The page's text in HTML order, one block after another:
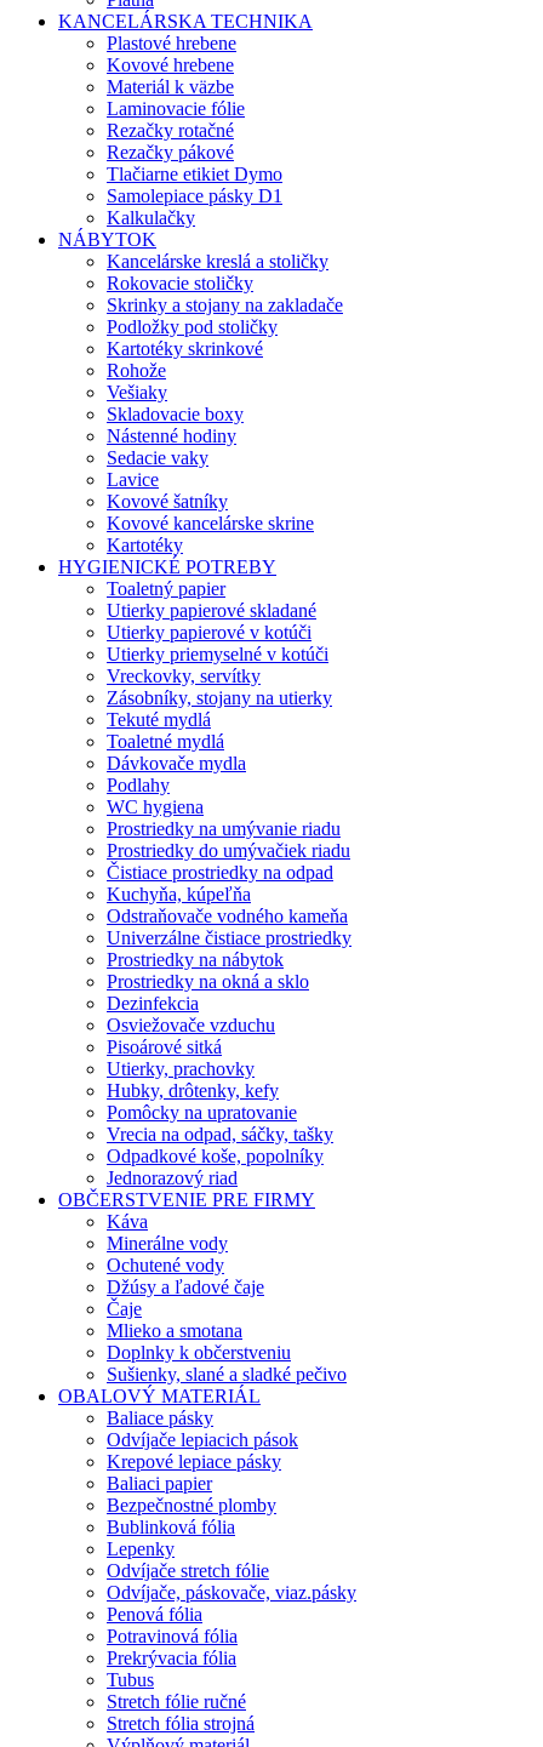
KANCELÁRSKA TECHNIKA
Plastové hrebene
Kovové hrebene
Materiál k väzbe
Laminovacie fólie
Rezačky rotačné
Rezačky pákové
Tlačiarne etikiet Dymo
Samolepiace pásky D1
Kalkulačky
NÁBYTOK
Kancelárske kreslá a stoličky
Rokovacie stoličky
Skrinky a stojany na zakladače
Podložky pod stoličky
Kartotéky skrinkové
Rohože
Vešiaky
Skladovacie boxy
Nástenné hodiny
Sedacie vaky
Lavice
Kovové šatníky
Kovové kancelárske skrine
Kartotéky
HYGIENICKÉ POTREBY
Toaletný papier
Utierky papierové skladané
Utierky papierové v kotúči
Utierky priemyselné v kotúči
Vreckovky, servítky
Zásobníky, stojany na utierky
Tekuté mydlá
Toaletné mydlá
Dávkovače mydla
Podlahy
WC hygiena
Prostriedky na umývanie riadu
Prostriedky do umývačiek riadu
Čistiace prostriedky na odpad
Kuchyňa, kúpeľňa
Odstraňovače vodného kameňa
Univerzálne čistiace prostriedky
Prostriedky na nábytok
Prostriedky na okná a sklo
Dezinfekcia
Osviežovače vzduchu
Pisoárové sitká
Utierky, prachovky
Hubky, drôtenky, kefy
Pomôcky na upratovanie
Vrecia na odpad, sáčky, tašky
Odpadkové koše, popolníky
Jednorazový riad
OBČERSTVENIE PRE FIRMY
Káva
Minerálne vody
Ochutené vody
Džúsy a ľadové čaje
Čaje
Mlieko a smotana
Doplnky k občerstveniu
Sušienky, slané a sladké pečivo
OBALOVÝ MATERIÁL
Baliace pásky
Odvíjače lepiacich pások
Krepové lepiace pásky
Baliaci papier
Bezpečnostné plomby
Bublinková fólia
Lepenky
Odvíjače stretch fólie
Odvíjače, páskovače, viaz.pásky
Penová fólia
Potravinová fólia
Prekrývacia fólia
Tubus
Stretch fólie ručné
Stretch fólia strojná